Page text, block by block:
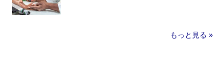
もっと見る »